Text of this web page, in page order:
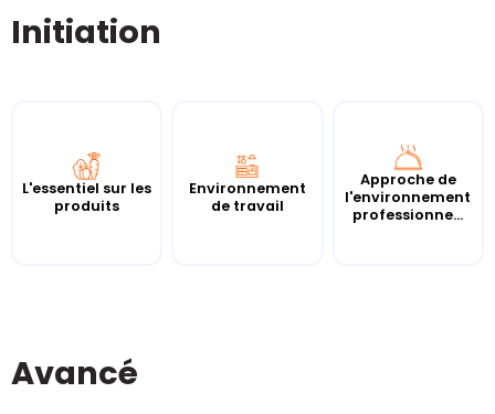
Initiation
L'essentiel sur les
produits
Environnement
de travail
Approche de
l'environnement
professionne...
Avancé